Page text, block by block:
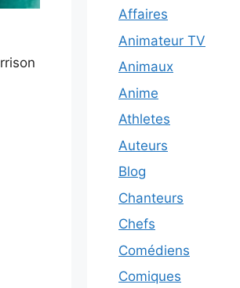
Affaires
Animateur TV
Animaux
Anime
Athletes
Auteurs
Blog
Chanteurs
Chefs
Comédiens
Comiques